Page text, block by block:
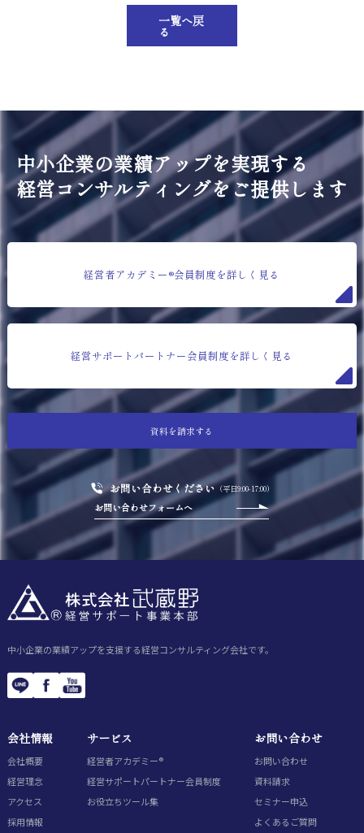
一覧へ戻
る
中小企業の業績アップを実現する
経営コンサルティングをご提供します
資料を請求する
お問い合わせください （平日9:00-17:00）
お問い合わせフォームへ
経営者アカデミー®会員制度を詳しく見る
経営サポートパートナー会員制度を詳しく見る
中小企業の業績アップを支援する経営コンサルティング会社です。
会社情報
会社概要
経営理念
アクセス
採用情報
サービス
経営者アカデミー®
経営サポートパートナー会員制度
お役立ちツール集
お問い合わせ
お問い合わせ
資料請求
セミナー申込
よくあるご質問